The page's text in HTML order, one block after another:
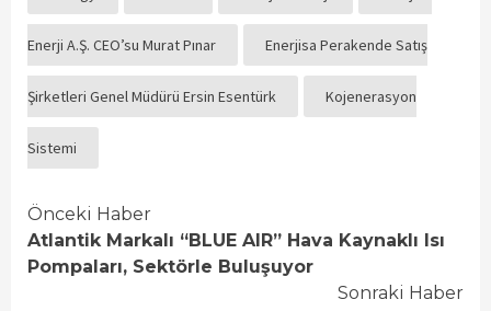
Enerji A.Ş. CEO’su Murat Pınar Enerjisa Perakende Satış
Şirketleri Genel Müdürü Ersin Esentürk Kojenerasyon
Sistemi
Continue
Reading
Önceki Haber
Atlantik Markalı “BLUE AIR” Hava Kaynaklı Isı
Pompaları, Sektörle Buluşuyor
Sonraki Haber